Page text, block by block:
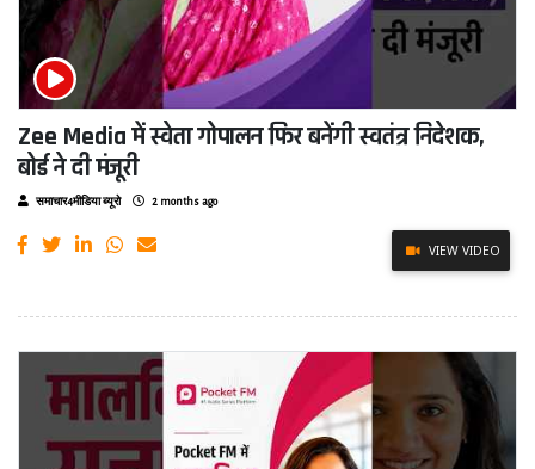
Zee Media में स्वेता गोपालन फिर बनेंगी स्वतंत्र निदेशक,
बोर्ड ने दी मंजूरी
समाचार4मीडिया ब्यूरो 2 months ago
VIEW VIDEO